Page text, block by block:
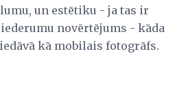
un estētiku - ja tas ir
novērtējums - kāda
kā mobilais fotogrāfs.